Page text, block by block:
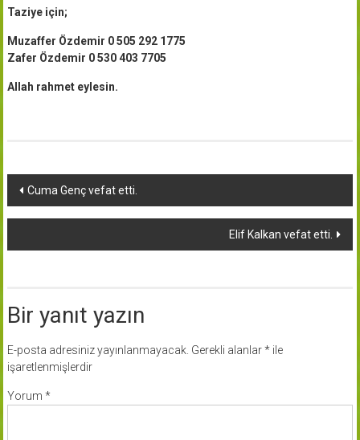
Taziye için;
Muzaffer Özdemir 0 505 292 1775
Zafer Özdemir 0 530 403 7705
Allah rahmet eylesin.
Yazı
dolaşımı
Cuma Genç vefat etti.
Elif Kalkan vefat etti.
Bir yanıt yazın
E-posta adresiniz yayınlanmayacak. Gerekli alanlar*ile
işaretlenmişlerdir
Yorum *